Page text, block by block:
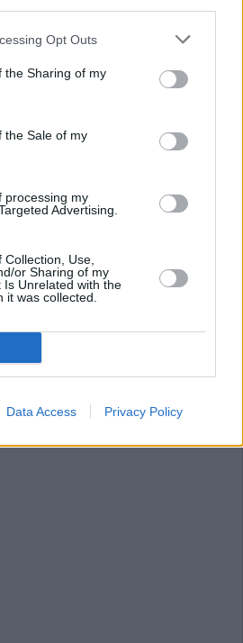
Opt Outs
the Sharing of my
the Sale of my
processing my
Advertising.
Use,
or Sharing of my
Is Unrelated with the
it was collected.
Data Access Privacy Policy